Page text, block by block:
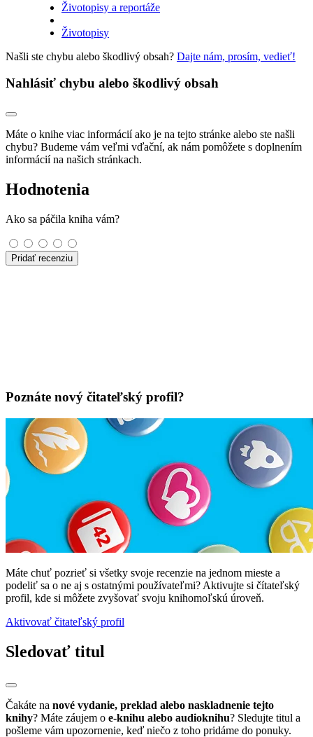
Životopisy a reportáže
Životopisy
Našli ste chybu alebo škodlivý obsah? Dajte nám, prosím, vedieť!
Nahlásiť chybu alebo škodlivý obsah
Máte o knihe viac informácií ako je na tejto stránke alebo ste našli
chybu? Budeme vám veľmi vďační, ak nám pomôžete s doplnením
informácií na našich stránkach.
Hodnotenia
Ako sa páčila kniha vám?
Pridať recenziu
Poznáte nový čitateľský profil?
Máte chuť pozrieť si všetky svoje recenzie na jednom mieste a
podeliť sa o ne aj s ostatnými používateľmi? Aktivujte si čítateľský
profil, kde si môžete zvyšovať svoju knihomoľskú úroveň.
Aktivovať čitateľský profil
Sledovať titul
Čakáte na nové vydanie, preklad alebo naskladnenie tejto
knihy? Máte záujem o e-knihu alebo audioknihu? Sledujte titul a
pošleme vám upozornenie, keď niečo z toho pridáme do ponuky.